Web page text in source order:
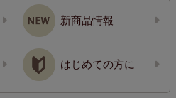
新商品情報
はじめての方に